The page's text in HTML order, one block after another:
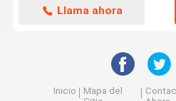
Llama ahora
Inicio
Mapa del